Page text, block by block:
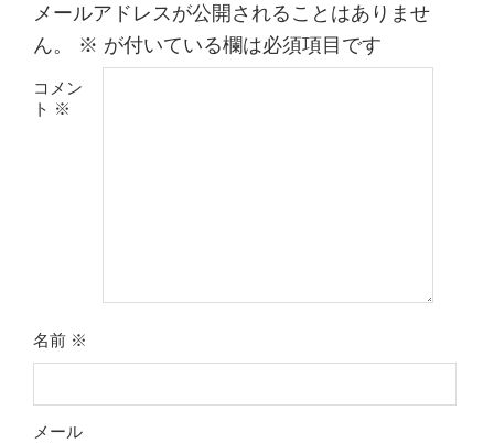
メールアドレスが公開されることはありませ
ん。
※ が付いている欄は必須項目です
コメン
ト ※
名前 ※
メール